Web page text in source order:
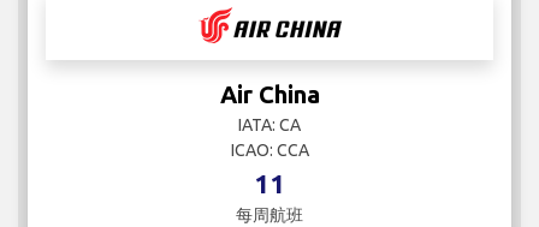
Air China
IATA: CA
ICAO: CCA
11
每周航班